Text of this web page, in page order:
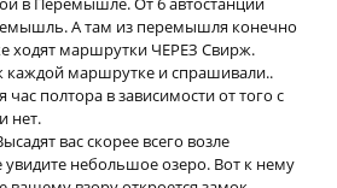
А там из перемышля конечно
ходят маршрутки ЧЕРЕЗ Свирж.
маршрутке и спрашивали..
полтора в зависимости от того с
нет.
вас скорее всего возле
увидите небольшое озеро. Вот к нему